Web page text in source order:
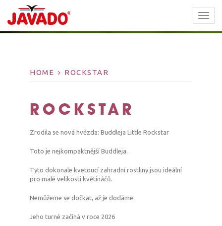
HOME ROCKSTAR
ROCKSTAR
Zrodila se nová hvězda: Buddleja Little Rockstar
Toto je nejkompaktnější Buddleja.
Tyto dokonale kvetoucí zahradní rostliny jsou ideální
pro malé velikosti květináčů.
Nemůžeme se dočkat, až je dodáme.
Jeho turné začíná v roce 2026